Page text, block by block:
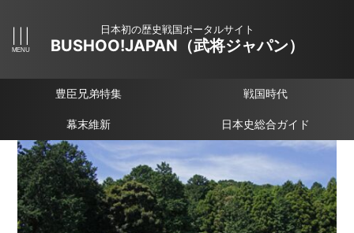
日本初の歴史戦国ポータルサイト
BUSHOO!JAPAN（武将ジャパン）
豊臣兄弟特集 戦国時代
幕末維新 日本史総合ガイド